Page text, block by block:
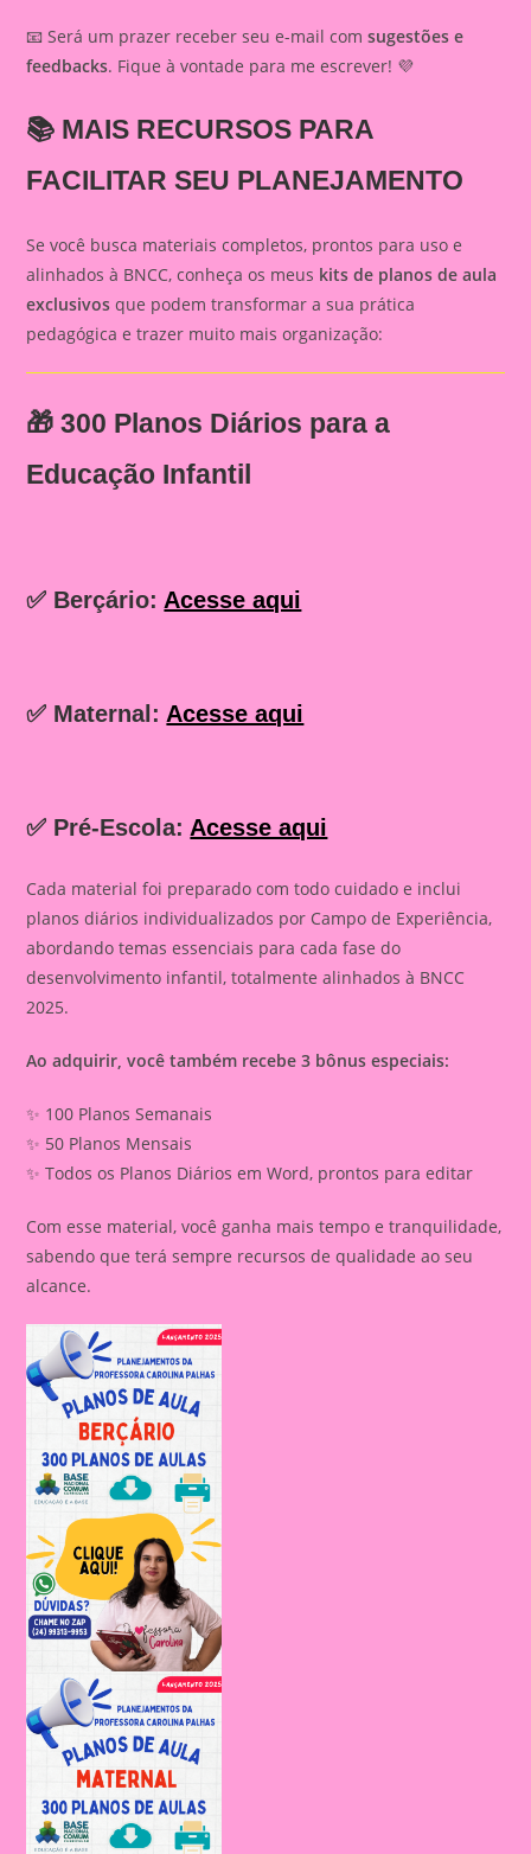
📧 Será um prazer receber seu e-mail comsugestões e
feedbacks. Fique à vontade para me escrever! 💜
📚 MAIS RECURSOS PARA
FACILITAR SEU PLANEJAMENTO
Se você busca materiais completos, prontos para uso e
alinhados à BNCC, conheça os meus kits de planos de aula
exclusivos que podem transformar a sua prática
pedagógica e trazer muito mais organização:
🎁300 Planos Diários para a
Educação Infantil
✅ Berçário: Acesse aqui
✅ Maternal: Acesse aqui
✅ Pré-Escola: Acesse aqui
Cada material foi preparado com todo cuidado e inclui
planos diários individualizados por Campo de Experiência,
abordando temas essenciais para cada fase do
desenvolvimento infantil, totalmente alinhados à BNCC
2025.
Ao adquirir, você também recebe 3 bônus especiais:
✨ 100 Planos Semanais
✨ 50 Planos Mensais
✨ Todos os Planos Diários em Word, prontos para editar
Com esse material, você ganha mais tempo e tranquilidade,
sabendo que terá sempre recursos de qualidade ao seu
alcance.